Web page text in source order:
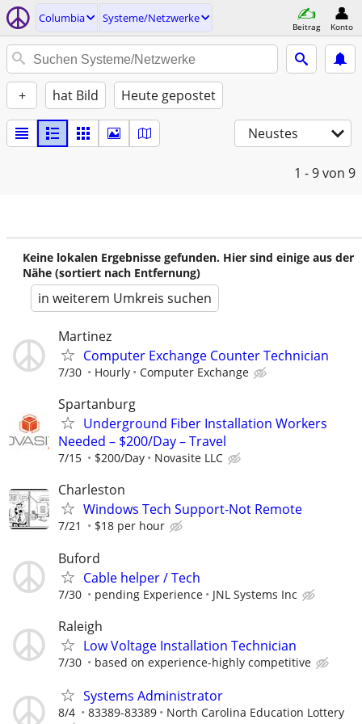
Columbia Systeme/Netzwerke
Beitrag Konto
+ hat Bild Heute gepostet
Neustes
1 - 9von 9
Keine lokalen Ergebnisse gefunden. Hier sind einige aus der
Nähe (sortiert nach Entfernung)
in weiterem Umkreis suchen
Martinez
Computer Exchange Counter Technician
7/30 Hourly Computer Exchange
Spartanburg
Underground Fiber Installation Workers
Needed – $200/Day – Travel
7/15 $200/Day Novasite LLC
Charleston
Windows Tech Support-Not Remote
7/21 $18 per hour
Buford
Cable helper / Tech
7/30 pending Experience JNL Systems Inc
Raleigh
Low Voltage Installation Technician
7/30 based on experience-highly competitive
Systems Administrator
8/4 83389-83389 North Carolina Education Lottery